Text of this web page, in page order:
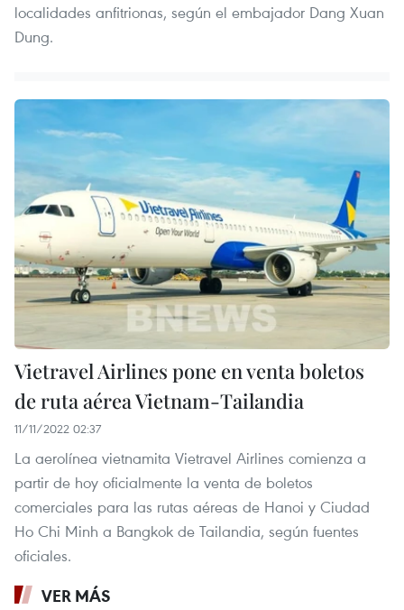
localidades anfitrionas, según el embajador Dang Xuan
Dung.
Vietravel Airlines pone en venta boletos
de ruta aérea Vietnam-Tailandia
11/11/2022 02:37
La aerolínea vietnamita Vietravel Airlines comienza a
partir de hoy oficialmente la venta de boletos
comerciales para las rutas aéreas de Hanoi y Ciudad
Ho Chi Minh a Bangkok de Tailandia, según fuentes
oficiales.
VER MÁS